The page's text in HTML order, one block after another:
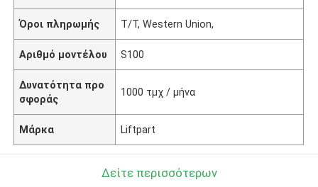
Όροι πληρωμής T/T, Western Union,
Αριθμό μοντέλου S100
Δυνατότητα προ
σφοράς
1000 τμχ / μήνα
Μάρκα Liftpart
Δείτε περισσότερων